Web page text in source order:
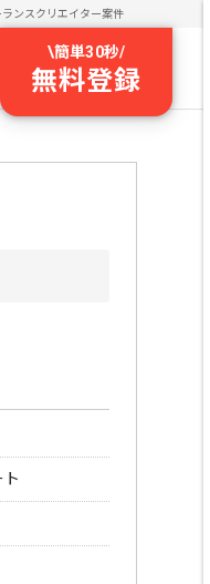
ランスクリエイター案件
\簡単30秒/
無料登録